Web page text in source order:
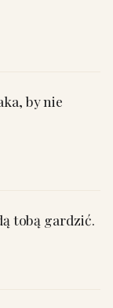
by nie
tobą gardzić.